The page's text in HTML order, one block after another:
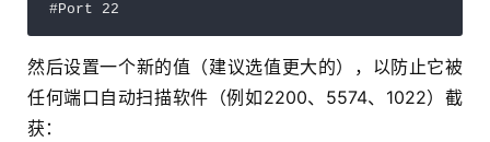
#Port 22
然后设置一个新的值（建议选值更大的），以防止它被
任何端口自动扫描软件（例如2200、5574、1022）截
获：